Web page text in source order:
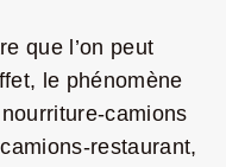
que l’on peut
le phénomène
camions
restaurant,